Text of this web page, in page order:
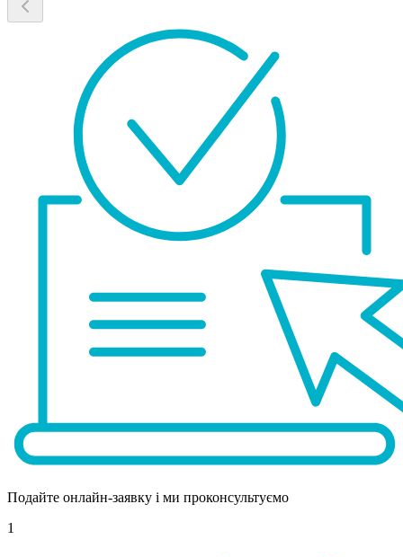
Подайте онлайн-заявку і ми проконсультуємо
1